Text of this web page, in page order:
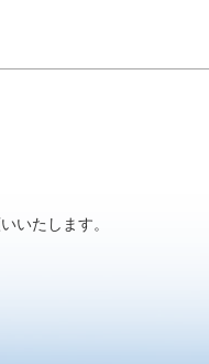
いたします。